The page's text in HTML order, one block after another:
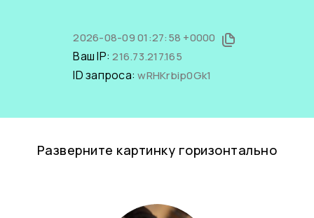
2026-08-09 01:27:58 +0000
Ваш IP:216.73.217.165
ID запроса:wRHKrbip0Gk1
Разверните картинку горизонтально